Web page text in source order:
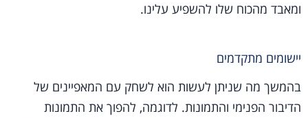
ומאבד מהכוח שלו להשפיע עלינו.
יישומים מתקדמים
בהמשך מה שניתן לעשות הוא לשחק עם המאפיינים של
הדיבור הפנימי והתמונות. לדוגמה, להפוך את התמונות